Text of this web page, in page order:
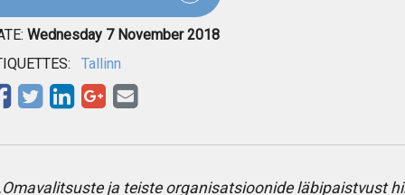
Wednesday 7 November 2018
Tallinn
ja teiste organisatsioonide läbipaistvust